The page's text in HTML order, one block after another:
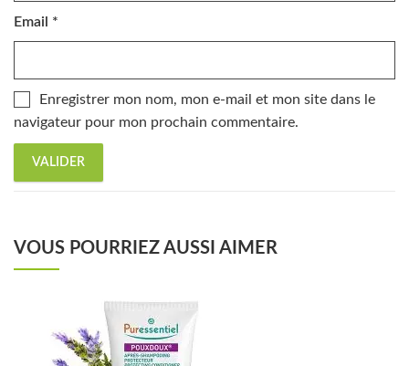
Email *
Enregistrer mon nom, mon e-mail et mon site dans le
navigateur pour mon prochain commentaire.
VOUS POURRIEZ AUSSI AIMER